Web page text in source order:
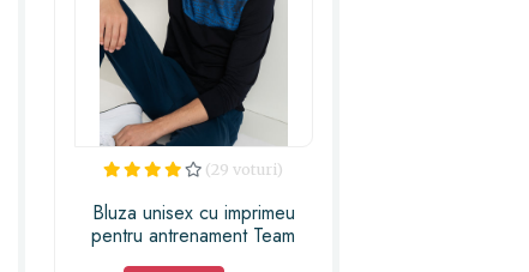
(29 voturi)
Bluza unisex cu imprimeu
pentru antrenament Team